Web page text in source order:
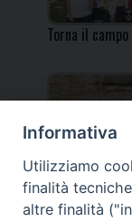
Torna il
Torna il
Informativa
Utilizziamo
finalità
altre finalità